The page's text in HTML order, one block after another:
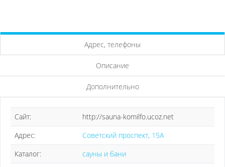
Адрес, телефоны
Описание
Дополнительно
Сайт:
http://sauna-komilfo.ucoz.net
Адрес:
Советский проспект, 15А
Каталог:
сауны и бани